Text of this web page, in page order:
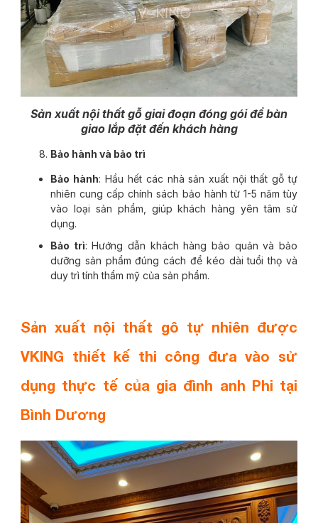
Sản xuất nội thất gỗ giai đoạn đóng gói để bàn
giao lắp đặt đến khách hàng
Bảo hành và bảo trì
Bảo hành: Hầu hết các nhà sản xuất nội thất gỗ tự
nhiên cung cấp chính sách bảo hành từ 1-5 năm tùy
vào loại sản phẩm, giúp khách hàng yên tâm sử
dụng.
Bảo trì: Hướng dẫn khách hàng bảo quản và bảo
dưỡng sản phẩm đúng cách để kéo dài tuổi thọ và
duy trì tính thẩm mỹ của sản phẩm.
Sản xuất nội thất gô tự nhiên được
VKING thiết kế thi công đưa vào sử
dụng thực tế của gia đình anh Phi tại
Bình Dương